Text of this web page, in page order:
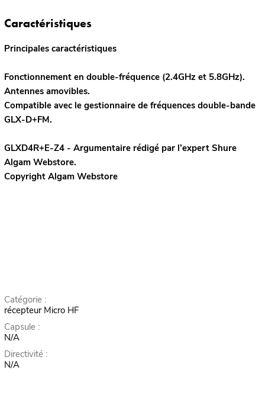
Caractéristiques
Principales caractéristiques
Fonctionnement en double-fréquence (2.4GHz et 5.8GHz).
Antennes amovibles.
Compatible avec le gestionnaire de fréquences double-bande
GLX-D+FM.
GLXD4R+E-Z4 - Argumentaire rédigé par l’expert Shure
Algam Webstore.
Copyright Algam Webstore
Catégorie :
récepteur Micro HF
Capsule :
N/A
Directivité :
N/A